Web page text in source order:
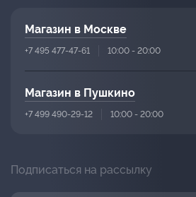
Магазин в Москве
+7 495 477-47-61 10:00 - 20:00
Магазин в Пушкино
+7 499 490-29-12 10:00 - 20:00
Подписаться на рассылку